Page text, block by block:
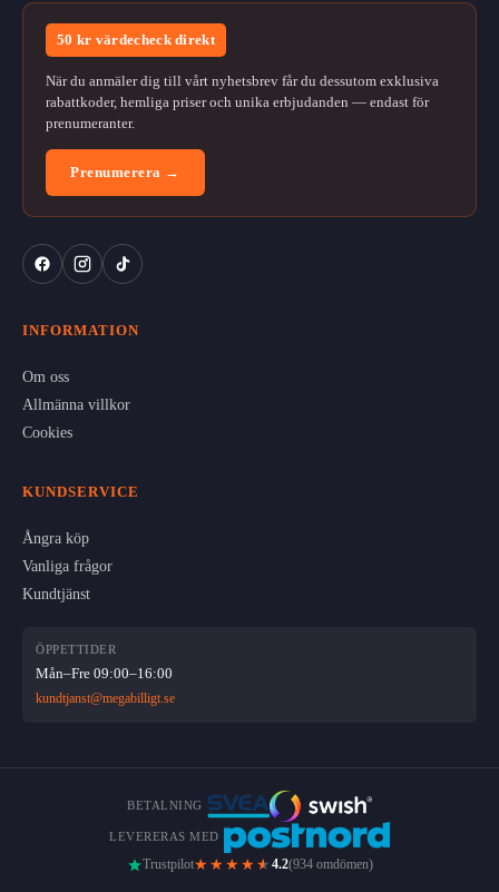
50 kr värdecheck direkt
När du anmäler dig till vårt nyhetsbrev får du dessutom exklusiva
rabattkoder, hemliga priser och unika erbjudanden — endast för
prenumeranter.
Prenumerera →
INFORMATION
Om oss
Allmänna villkor
Cookies
KUNDSERVICE
Ångra köp
Vanliga frågor
Kundtjänst
ÖPPETTIDER
Mån–Fre 09:00–16:00
kundtjanst@megabilligt.se
BETALNING
LEVERERAS MED
Trustpilot★★★★ ★ 4.2(934 omdömen)